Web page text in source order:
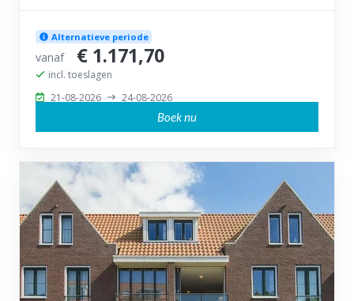
Alternatieve periode
vanaf € 1.171,70
incl. toeslagen
21-08-2026
24-08-2026
Boek nu